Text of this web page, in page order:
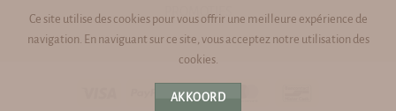
PROMOTIES
PayPal Stripe
Ce site utilise des cookies pour vous offrir une meilleure expérience de
navigation. En naviguant sur ce site, vous acceptez notre utilisation des
cookies.
AKKOORD